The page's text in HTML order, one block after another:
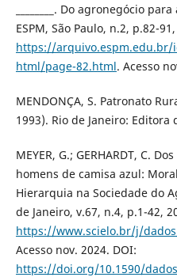
________. Do agronegócio
ESPM, São Paulo, n.2, p.82-
https://arquivo.espm.edu.br/
html/page-82.html. Acesso
MENDONÇA, S. Patronato
1993). Rio de Janeiro: Editora
MEYER, G.; GERHARDT, C.
homens de camisa azul:
Hierarquia na Sociedade do
de Janeiro, v.67, n.4, p.1-42,
https://www.scielo.br/j/
Acesso nov. 2024. DOI:
https://doi.org/10.1590/